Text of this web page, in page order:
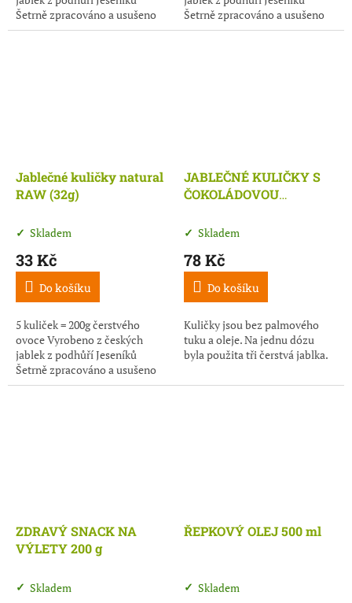
Šetrně zpracováno a usušeno
do 42℃ Maximum živin v
Šetrně zpracováno a usušeno
do 42℃ Vysoká nutriční
Jablečné kuličky natural
RAW (32g)
Skladem
33 Kč
Do košíku
5 kuliček = 200g čerstvého
ovoce Vyrobeno z českých
jablek z podhůří Jeseníků
Šetrně zpracováno a usušeno
do 42℃ Vysoká nutriční
JABLEČNÉ KULIČKY S
ČOKOLÁDOVOU
tuku 100 g
Skladem
78 Kč
Do košíku
Kuličky jsou bez palmového
tuku a oleje. Na jednu dózu
byla použita tři čerstvá jablka.
ZDRAVÝ SNACK NA
VÝLETY 200 g
Skladem
ŘEPKOVÝ OLEJ 500 ml
Skladem